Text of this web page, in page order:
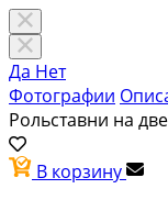
Да Нет
Фотографии
Рольставни на
В корзину